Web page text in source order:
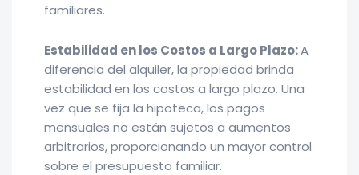
familiares.
Estabilidad en los Costos a Largo Plazo:A
diferencia del alquiler, la propiedad brinda
estabilidad en los costos a largo plazo. Una
vez que se fija la hipoteca, los pagos
mensuales no están sujetos a aumentos
arbitrarios, proporcionando un mayor control
sobre el presupuesto familiar.